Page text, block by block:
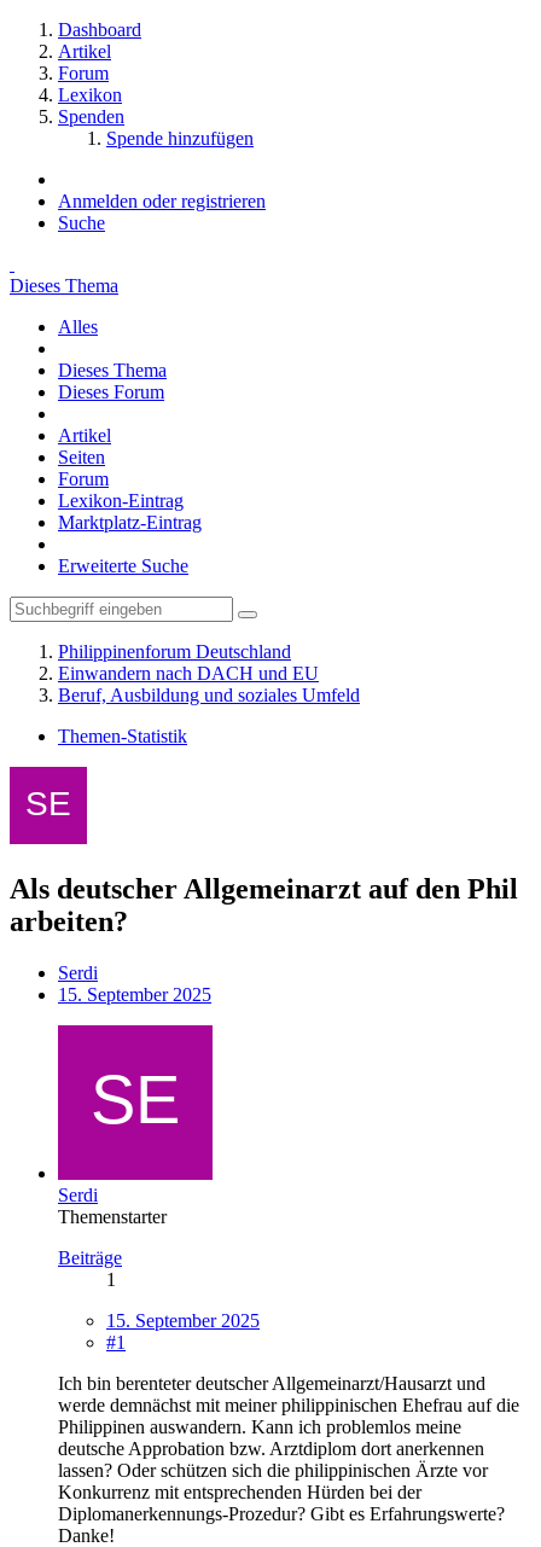
Dashboard
Artikel
Forum
Lexikon
Spenden
Spende hinzufügen
Anmelden oder registrieren
Suche
Dieses Thema
Alles
Dieses Thema
Dieses Forum
Artikel
Seiten
Forum
Lexikon-Eintrag
Marktplatz-Eintrag
Erweiterte Suche
Philippinenforum Deutschland
Einwandern nach DACH und EU
Beruf, Ausbildung und soziales Umfeld
Themen-Statistik
Als deutscher Allgemeinarzt auf den Phil
arbeiten?
Serdi
15. September 2025
Serdi
Themenstarter
Beiträge
1
15. September 2025
#1
Ich bin berenteter deutscher Allgemeinarzt/Hausarzt und
werde demnächst mit meiner philippinischen Ehefrau auf die
Philippinen auswandern. Kann ich problemlos meine
deutsche Approbation bzw. Arztdiplom dort anerkennen
lassen? Oder schützen sich die philippinischen Ärzte vor
Konkurrenz mit entsprechenden Hürden bei der
Diplomanerkennungs-Prozedur? Gibt es Erfahrungswerte?
Danke!